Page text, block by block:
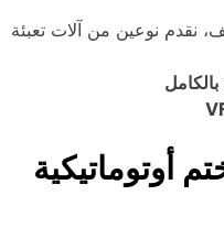
نوعين من آلات تعبئة
أوتوماتيكية